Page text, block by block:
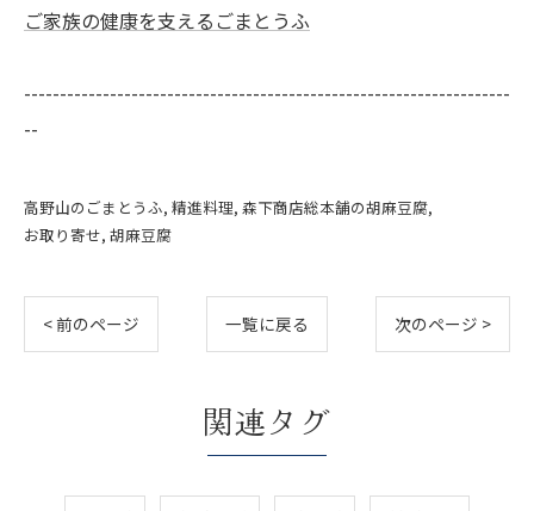
ご家族の健康を支えるごまとうふ
--------------------------------------------------------------------
--
高野山のごまとうふ 精進料理 森下商店総本舗の胡麻豆腐
お取り寄せ 胡麻豆腐
< 前のページ 一覧に戻る 次のページ >
関連タグ